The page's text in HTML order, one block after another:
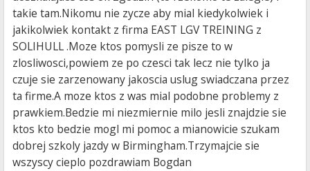
takie tam.Nikomu nie zycze aby mial kiedykolwiek i
jakikolwiek kontakt z firma EAST LGV TREINING z
SOLIHULL .Moze ktos pomysli ze pisze to w
zlosliwosci,powiem ze po czesci tak lecz nie tylko ja
czuje sie zarzenowany jakoscia uslug swiadczana przez
ta firme.A moze ktos z was mial podobne problemy z
prawkiem.Bedzie mi niezmiernie milo jesli znajdzie sie
ktos kto bedzie mogl mi pomoc a mianowicie szukam
dobrej szkoly jazdy w Birmingham.Trzymajcie sie
wszyscy cieplo pozdrawiam Bogdan